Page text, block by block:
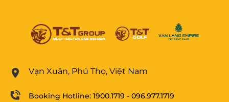
Vạn Xuân, Phú Thọ, Việt Nam
Booking Hotline: 1900.1719 - 096.977.1719